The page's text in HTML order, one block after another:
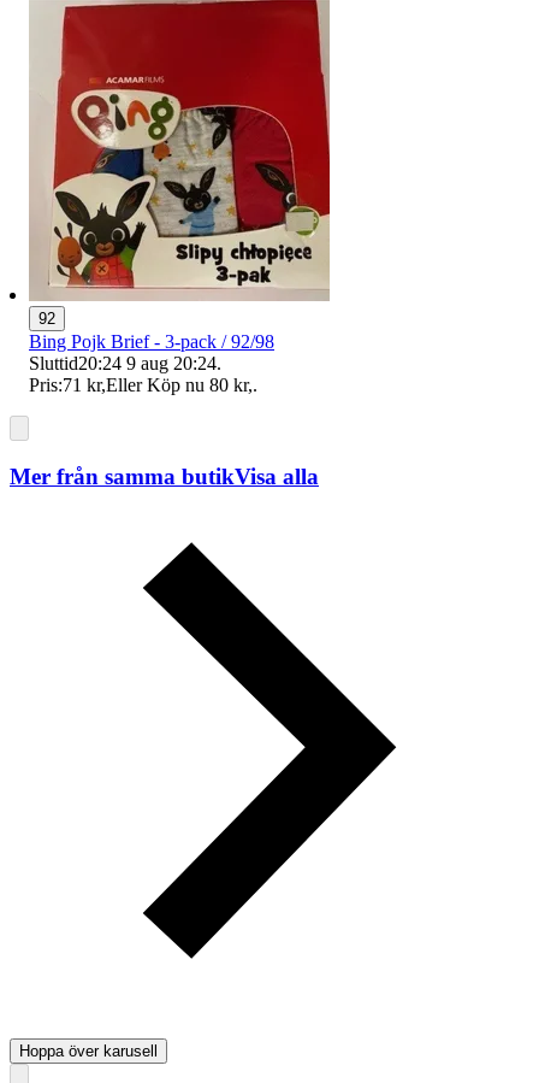
92
Bing Pojk Brief - 3-pack / 92/98
Sluttid20:24 9 aug 20:24.
Pris:71 kr,Eller Köp nu 80 kr,.
Mer från samma butikVisa alla
Hoppa över karusell